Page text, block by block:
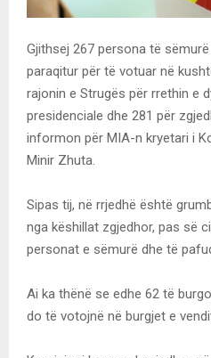
Gjithsej 267 persona të
paraqitur për të votuar në
rajonin e Strugës për rrethin e
presidenciale dhe 281 për
informon për MIA-n kryetari i
Minir Zhuta.
Sipas tij, në rrjedhë është
nga këshillat zgjedhor, pas së
personat e sëmurë dhe të
Ai ka thënë se edhe 62 të
do të votojnë në burgjet e